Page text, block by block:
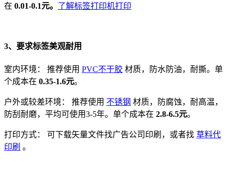
在 0.01-0.1元。 了解标签打印机打印
3、要求标签美观耐用
室内环境： 推荐使用 PVC不干胶 材质，防水防油，耐撕。单
个成本在 0.35-1.6元。
户外或较差环境： 推荐使用 不锈钢 材质，防腐蚀，耐高温，
防刮耐磨，平均可使用3-5年。单个成本在 2.8-6.5元。
打印方式： 可下载矢量文件找广告公司印刷，或者找 草料代
印刷 。